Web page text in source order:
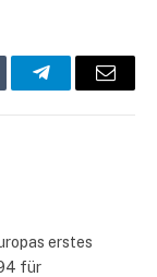
TelegramE-
erstes
für